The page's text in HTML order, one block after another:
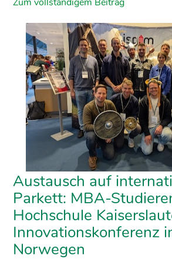
Austausch auf
Parkett: MBA-
Hochschule
Innovationskonferenz
Norwegen